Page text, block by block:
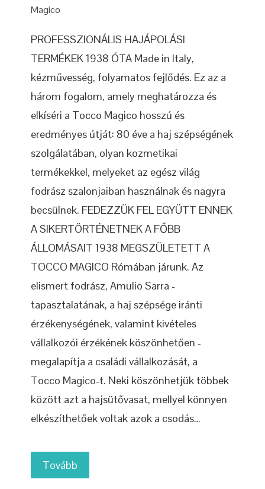
Magico
PROFESSZIONÁLIS HAJÁPOLÁSI
TERMÉKEK 1938 ÓTA Made in Italy,
kézművesség, folyamatos fejlődés. Ez az a
három fogalom, amely meghatározza és
elkíséri a Tocco Magico hosszú és
eredményes útját: 80 éve a haj szépségének
szolgálatában, olyan kozmetikai
termékekkel, melyeket az egész világ
fodrász szalonjaiban használnak és nagyra
becsülnek. FEDEZZÜK FEL EGYÜTT ENNEK
A SIKERTÖRTÉNETNEK A FŐBB
ÁLLOMÁSAIT 1938 MEGSZÜLETETT A
TOCCO MAGICO Rómában járunk. Az
elismert fodrász, Amulio Sarra -
tapasztalatának, a haj szépsége iránti
érzékenységének, valamint kivételes
vállalkozói érzékének köszönhetően -
megalapítja a családi vállalkozását, a
Tocco Magico-t. Neki köszönhetjük többek
között azt a hajsütővasat, mellyel könnyen
elkészíthetőek voltak azok a csodás…
Tovább